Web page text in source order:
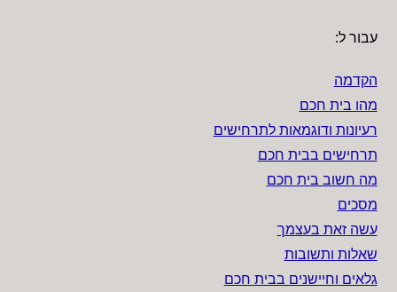
עבור ל:
הקדמה
מהו בית חכם
רעיונות ודוגמאות לתרחישים
תרחישים בבית חכם
מה חשוב בית חכם
מסכים
עשה זאת בעצמך
שאלות ותשובות
גלאים וחיישנים בבית חכם